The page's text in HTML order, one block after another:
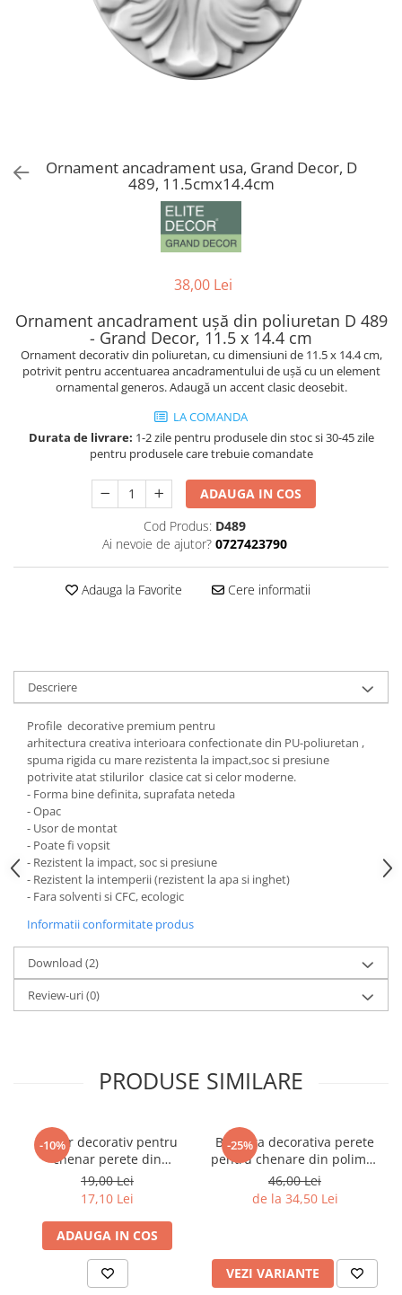
Coloane din poliuretan
Pilastri poliuretan
Seturi complete pilastri
Cornise decorative din polimer
rigid
Plinte decorative din polimer rigid
Ornament ancadrament usa, Grand Decor, D
489, 11.5cmx14.4cm
38,00 Lei
Ornament ancadrament ușă din poliuretan D 489
- Grand Decor, 11.5 x 14.4 cm
Ornament decorativ din poliuretan, cu dimensiuni de 11.5 x 14.4 cm,
potrivit pentru accentuarea ancadramentului de ușă cu un element
ornamental generos. Adaugă un accent clasic deosebit.
LA COMANDA
Durata de livrare: 1-2 zile pentru produsele din stoc si 30-45 zile
pentru produsele care trebuie comandate
ADAUGA IN COS
Cod Produs: D489
Ai nevoie de ajutor? 0727423790
Adauga la Favorite Cere informatii
Descriere
Profile decorative premium pentru
arhitectura creativa interioara confectionate din PU-poliuretan ,
spuma rigida cu mare rezistenta la impact,soc si presiune
potrivite atat stilurilor clasice cat si celor moderne.
- Forma bine definita, suprafata neteda
- Opac
- Usor de montat
- Poate fi vopsit
- Rezistent la impact, soc si presiune
- Rezistent la intemperii (rezistent la apa si inghet)
- Fara solventi si CFC, ecologic
Informatii conformitate produs
Download (2)
Review-uri(0)
PRODUSE SIMILARE
-10%
Coltar decorativ pentru
chenar perete din
poliuretan 10.7 x 10.7 cm -
HCR502-3
19,00 Lei
17,10 Lei
ADAUGA IN COS
-25%
Bagheta decorativa perete
pentru chenare din polimer
rigid 3.2 x 1.6 cm - HCR502
46,00 Lei
de la 34,50 Lei
VEZI VARIANTE